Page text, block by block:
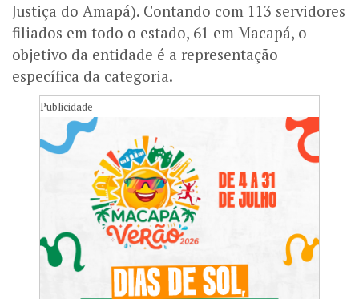
Justiça do Amapá). Contando com 113 servidores
filiados em todo o estado, 61 em Macapá, o
objetivo da entidade é a representação
específica da categoria.
Publicidade